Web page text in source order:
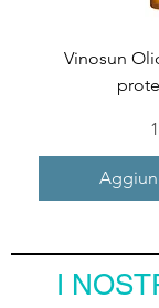
Vinosun
I